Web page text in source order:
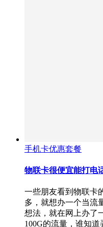
手机卡优惠套餐
物联卡很便宜能打电
一些朋友看到物联卡
多，就想办一个当流
想法，就在网上办了
100G的流量，谁知